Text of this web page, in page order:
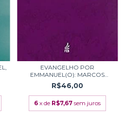
EVANGELHO POR
EMMANUEL(O): MARCOS
COMENT...
R$46,00
6 x de R$7,67 sem juros